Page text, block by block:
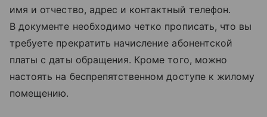
имя и отчество, адрес и контактный телефон.
В документе необходимо четко прописать, что вы
требуете прекратить начисление абонентской
платы с даты обращения. Кроме того, можно
настоять на беспрепятственном доступе к жилому
помещению.